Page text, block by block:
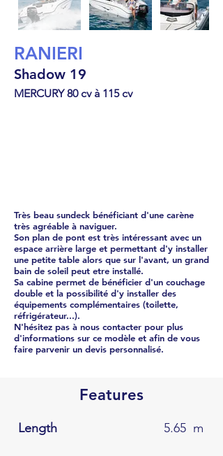
RANIERI
Shadow 19
MERCURY 80 cv à 115 cv
Très beau sundeck bénéficiant d'une carène
très agréable à naviguer.
Son plan de pont est très intéressant avec un
espace arrière large et permettant d'y installer
une petite table alors que sur l'avant, un grand
bain de soleil peut etre installé.
Sa cabine permet de bénéficier d'un couchage
double et la possibilité d'y installer des
équipements complémentaires (toilette,
réfrigérateur...).
N'hésitez pas à nous contacter pour plus
d'informations sur ce modèle et afin de vous
faire parvenir un devis personnalisé.
Features
Length 5.65 m